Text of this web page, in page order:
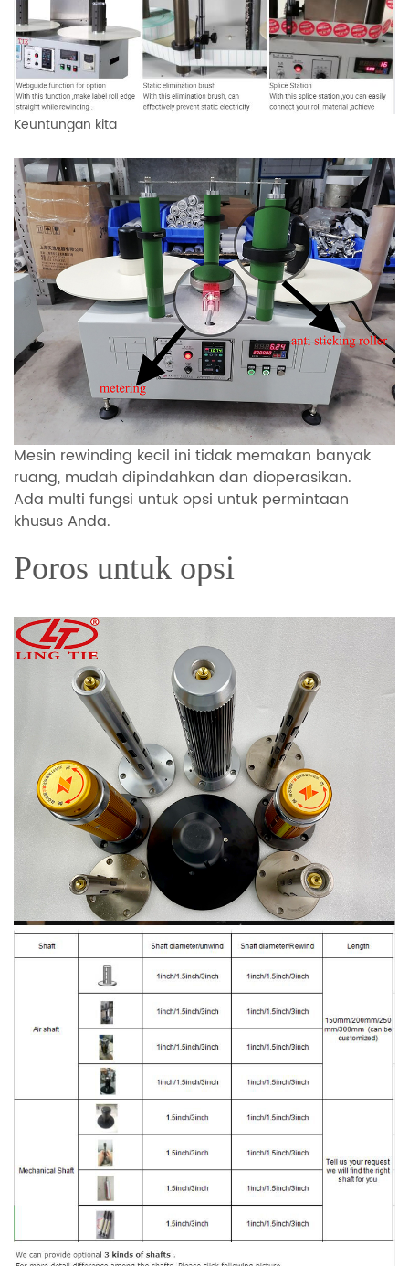
Keuntungan kita
Mesin rewinding kecil ini tidak memakan banyak
ruang, mudah dipindahkan dan dioperasikan.
Ada multi fungsi untuk opsi untuk permintaan
khusus Anda.
Poros untuk opsi